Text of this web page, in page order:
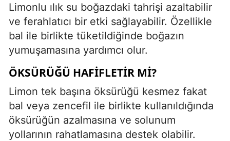
Limonlu ılık su boğazdaki tahrişi azaltabilir
ve ferahlatıcı bir etki sağlayabilir. Özellikle
bal ile birlikte tüketildiğinde boğazın
yumuşamasına yardımcı olur.
ÖKSÜRÜĞÜ HAFIFLETIR MI?
Limon tek başına öksürüğü kesmez fakat
bal veya zencefil ile birlikte kullanıldığında
öksürüğün azalmasına ve solunum
yollarının rahatlamasına destek olabilir.